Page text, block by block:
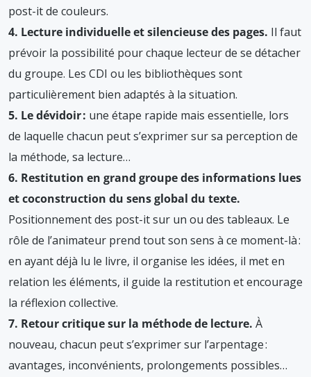
post-it de couleurs.
4. Lecture individuelle et silencieuse des pages. Il faut
prévoir la possibilité pour chaque lecteur de se détacher
du groupe. Les CDI ou les bibliothèques sont
particulièrement bien adaptés à la situation.
5. Le dévidoir : une étape rapide mais essentielle, lors
de laquelle chacun peut s’exprimer sur sa perception de
la méthode, sa lecture…
6. Restitution en grand groupe des informations lues
et coconstruction du sens global du texte.
Positionnement des post-it sur un ou des tableaux. Le
rôle de l’animateur prend tout son sens à ce moment-là :
en ayant déjà lu le livre, il organise les idées, il met en
relation les éléments, il guide la restitution et encourage
la réflexion collective.
7. Retour critique sur la méthode de lecture. À
nouveau, chacun peut s’exprimer sur l’arpentage :
avantages, inconvénients, prolongements possibles…